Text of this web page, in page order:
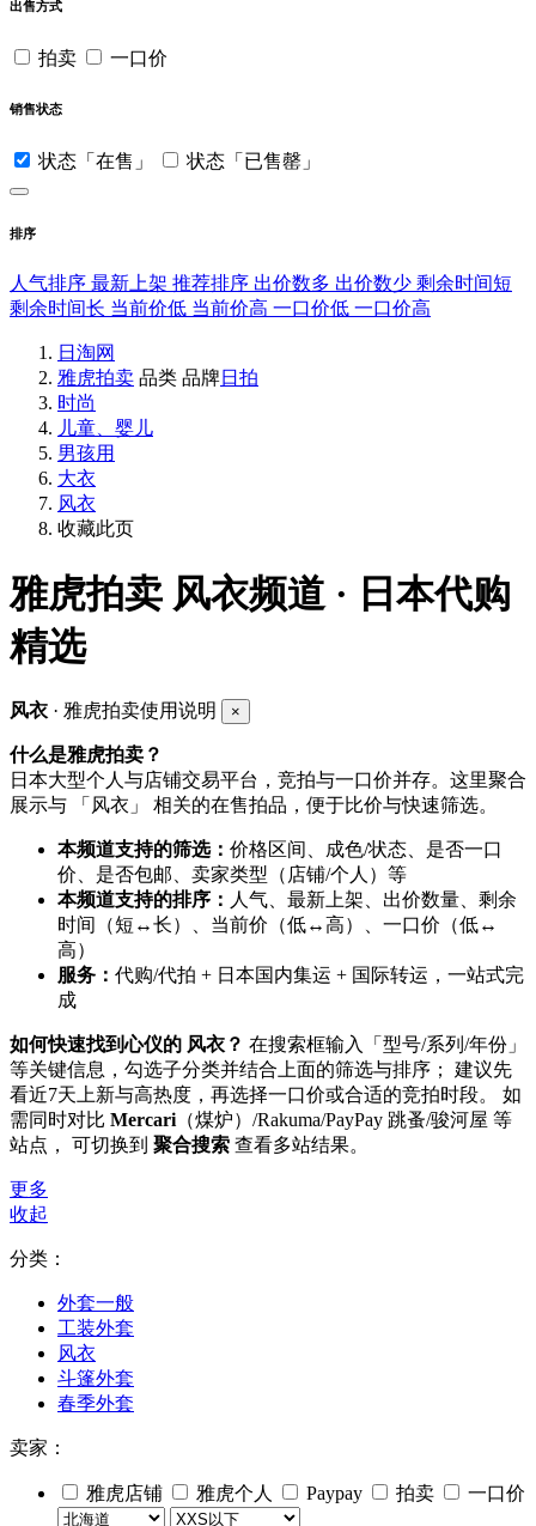
出售方式
拍卖 一口价
销售状态
状态「在售」 状态「已售罄」
排序
人气排序 最新上架 推荐排序 出价数多 出价数少 剩余时间短
剩余时间长 当前价低 当前价高 一口价低 一口价高
日淘网
雅虎拍卖 品类 品牌日拍
时尚
儿童、婴儿
男孩用
大衣
风衣
收藏此页
雅虎拍卖 风衣频道 · 日本代购
精选
风衣 · 雅虎拍卖使用说明 ×
什么是雅虎拍卖？
日本大型个人与店铺交易平台，竞拍与一口价并存。这里聚合
展示与 「风衣」 相关的在售拍品，便于比价与快速筛选。
本频道支持的筛选： 价格区间、成色/状态、是否一口
价、是否包邮、卖家类型（店铺/个人）等
本频道支持的排序： 人气、最新上架、出价数量、剩余
时间（短↔长）、当前价（低↔高）、一口价（低↔
高）
服务： 代购/代拍 + 日本国内集运 + 国际转运，一站式完
成
如何快速找到心仪的 风衣？ 在搜索框输入「型号/系列/年份」
等关键信息，勾选子分类并结合上面的筛选与排序； 建议先
看近7天上新与高热度，再选择一口价或合适的竞拍时段。 如
需同时对比 Mercari （煤炉）/Rakuma/PayPay 跳蚤/骏河屋 等
站点， 可切换到 聚合搜索 查看多站结果。
更多
收起
分类：
外套一般
工装外套
风衣
斗篷外套
春季外套
卖家：
雅虎店铺 雅虎个人 Paypay 拍卖 一口价